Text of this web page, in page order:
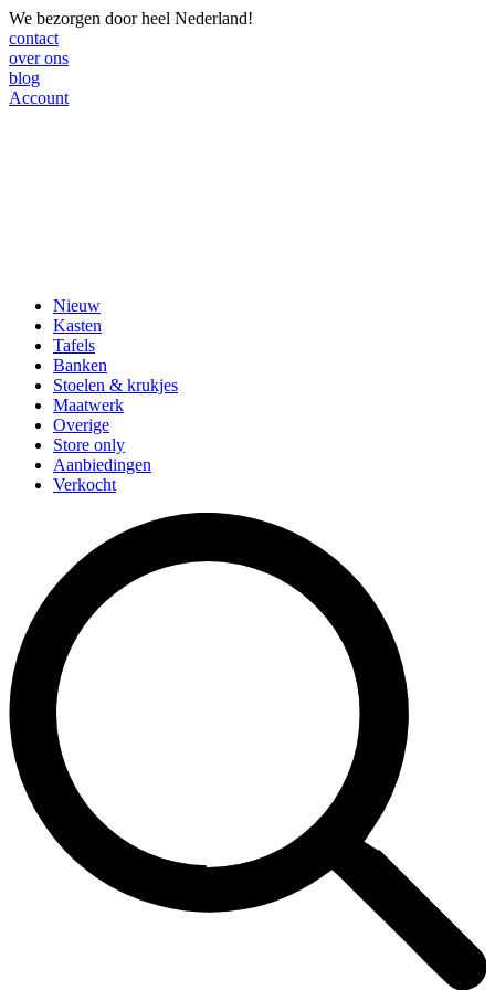
We bezorgen door heel Nederland!
contact
over ons
blog
Account
Nieuw
Kasten
Tafels
Banken
Stoelen & krukjes
Maatwerk
Overige
Store only
Aanbiedingen
Verkocht